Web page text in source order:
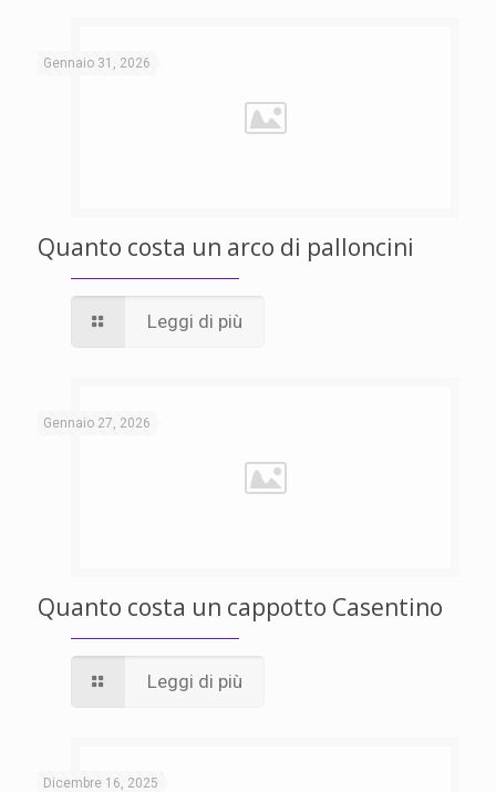
Gennaio 31, 2026
Quanto costa un arco di palloncini
Leggi di più
Gennaio 27, 2026
Quanto costa un cappotto Casentino
Leggi di più
Dicembre 16, 2025